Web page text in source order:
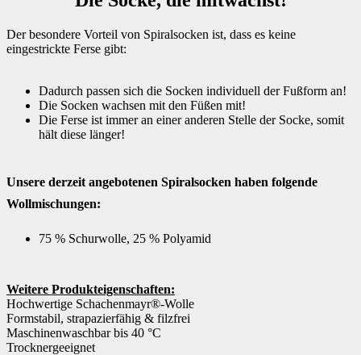
Der besondere Vorteil von Spiralsocken ist, dass es keine
eingestrickte Ferse gibt:
Dadurch passen sich die Socken individuell der Fußform an!
Die Socken wachsen mit den Füßen mit!
Die Ferse ist immer an einer anderen Stelle der Socke, somit
hält diese länger!
Unsere derzeit angebotenen Spiralsocken haben folgende
Wollmischungen:
75 % Schurwolle, 25 % Polyamid
Weitere Produkteigenschaften:
Hochwertige Schachenmayr®-Wolle
Formstabil, strapazierfähig & filzfrei
Maschinenwaschbar bis 40 °C
Trocknergeeignet